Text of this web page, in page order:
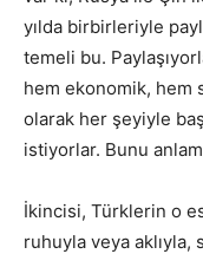
yılda birbirleriyle
temeli bu.
hem ekonomik, hem
olarak her şeyiyle
istiyorlar. Bunu
İkincisi, Türklerin o
ruhuyla veya